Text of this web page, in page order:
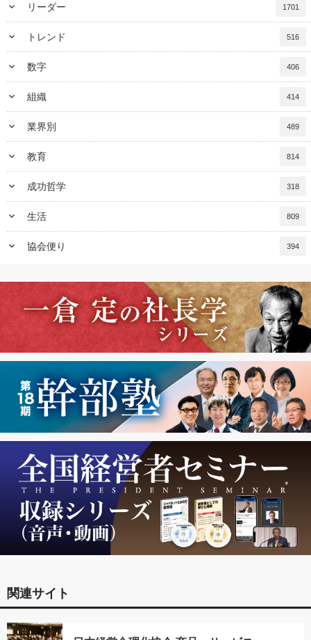
keyboard_arrow_down リーダー 1701
keyboard_arrow_down トレンド 516
keyboard_arrow_down 数字 406
keyboard_arrow_down 組織 414
keyboard_arrow_down 業界別 489
keyboard_arrow_down 教育 814
keyboard_arrow_down 成功哲学 318
keyboard_arrow_down 生活 809
keyboard_arrow_down 協会便り 394
関連サイト